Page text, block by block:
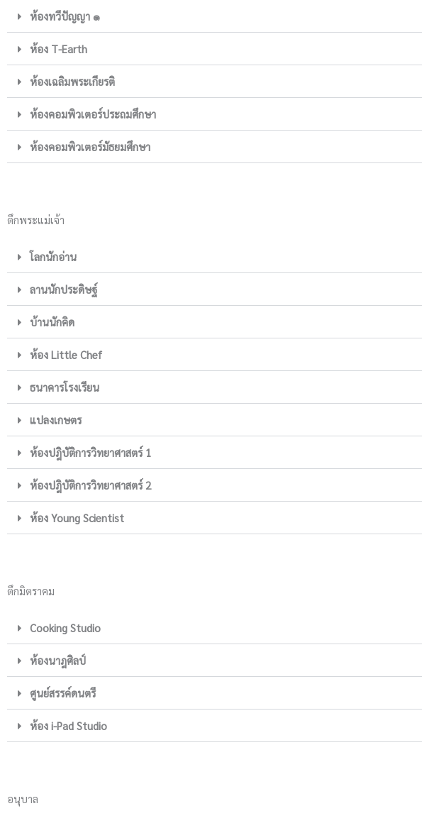
ห้องทวีปัญญา ๑
ห้อง T-Earth
ห้องเฉลิมพระเกียรติ
ห้องคอมพิวเตอร์ประถมศึกษา
ห้องคอมพิวเตอร์มัธยมศึกษา
ตึกพระแม่เจ้า
โลกนักอ่าน
ลานนักประดิษฐ์
บ้านนักคิด
ห้อง Little Chef
ธนาคารโรงเรียน
แปลงเกษตร
ห้องปฎิบัติการวิทยาศาสตร์ 1
ห้องปฎิบัติการวิทยาศาสตร์ 2
ห้อง Young Scientist
ตึกมิตราคม
Cooking Studio
ห้องนาฎศิลป์
ศูนย์สรรค์ดนตรี
ห้อง i-Pad Studio
อนุบาล